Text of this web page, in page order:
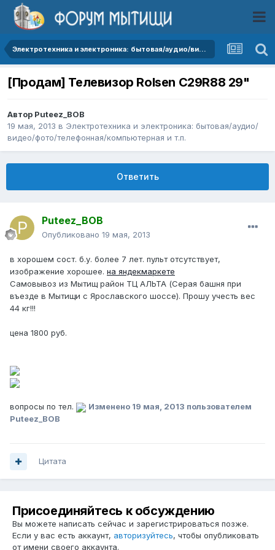
Электротехника и электроника: бытовая/аудио/видео/фото/телефонная/компьютерная и т.п.
[Продам] Телевизор Rolsen C29R88 29"
Автор Puteez_BOB
19 мая, 2013 в Электротехника и электроника: бытовая/аудио/
видео/фото/телефонная/компьютерная и т.п.
Ответить
Puteez_BOB
Опубликовано 19 мая, 2013
в хорошем сост. б.у. более 7 лет. пульт отсутствует,
изображение хорошее. на яндекмаркете
Самовывоз из Мытищ район ТЦ АЛЬТА (Серая башня при
въезде в Мытищи с Ярославского шоссе). Прошу учесть вес
44 кг!!!
цена 1800 руб.
вопросы по тел. Изменено 19 мая, 2013 пользователем
Puteez_BOB
Цитата
Присоединяйтесь к обсуждению
Вы можете написать сейчас и зарегистрироваться позже.
Если у вас есть аккаунт, авторизуйтесь, чтобы опубликовать
от имени своего аккаунта.